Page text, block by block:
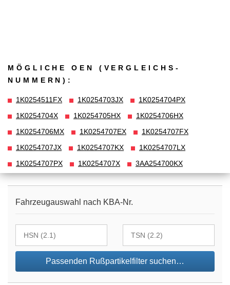
MÖGLICHE OEN (VERGLEICHS­
NUMMERN):
1K0254511FX 1K0254703JX
1K0254704PX
1K0254704X
1K0254705HX
1K0254706HX
1K0254706MX
1K0254707EX
1K0254707FX
1K0254707JX
1K0254707KX
1K0254707LX
1K0254707PX
1K0254707X 3AA254700KX
Fahrzeugauswahl nach KBA-Nr.
Passenden Rußpartikelfilter suchen…